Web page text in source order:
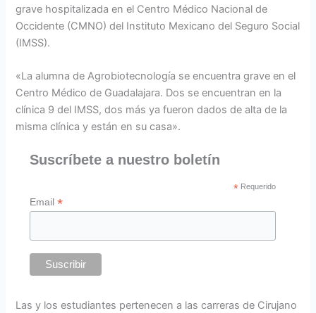
grave hospitalizada en el Centro Médico Nacional de
Occidente (CMNO) del Instituto Mexicano del Seguro Social
(IMSS).
«La alumna de Agrobiotecnología se encuentra grave en el
Centro Médico de Guadalajara. Dos se encuentran en la
clínica 9 del IMSS, dos más ya fueron dados de alta de la
misma clínica y están en su casa».
Suscríbete a nuestro boletín
* Requerido
Email*
Las y los estudiantes pertenecen a las carreras de Cirujano